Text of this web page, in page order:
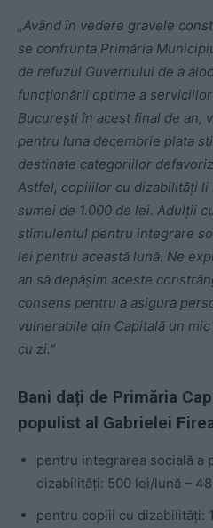
„Având în vedere gravele
se confrunta Primăria
de refuzul Guvernului de a
funcționării optime a
București în acest final de an,
pentru luna decembrie plata
destinate categoriilor
Astfel, copiiilor cu dizabilități li
sumei de 1.000 de lei. Adulții
stimulentul pentru integrare
lei pentru această lună. Ne
an să depășim aceste
consens pentru a asigura
vulnerabile din Capitală un
cu zi.”
Bani dați de Primăria
populist al Gabrielei
pentru integrarea socială a
dizabilități: 500 lei/lună –
pentru copiii cu dizabilități: